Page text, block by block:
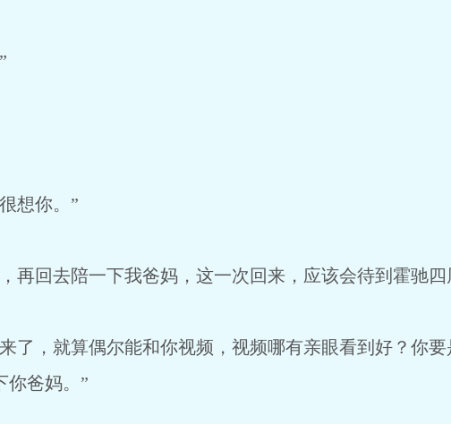
想你。”
再回去陪一下我爸妈，这一次回来，应该会待到霍驰四
了，就算偶尔能和你视频，视频哪有亲眼看到好？你
你爸妈。”